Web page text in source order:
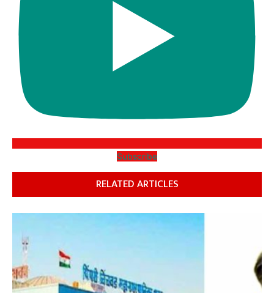
Subscribe
RELATED ARTICLES